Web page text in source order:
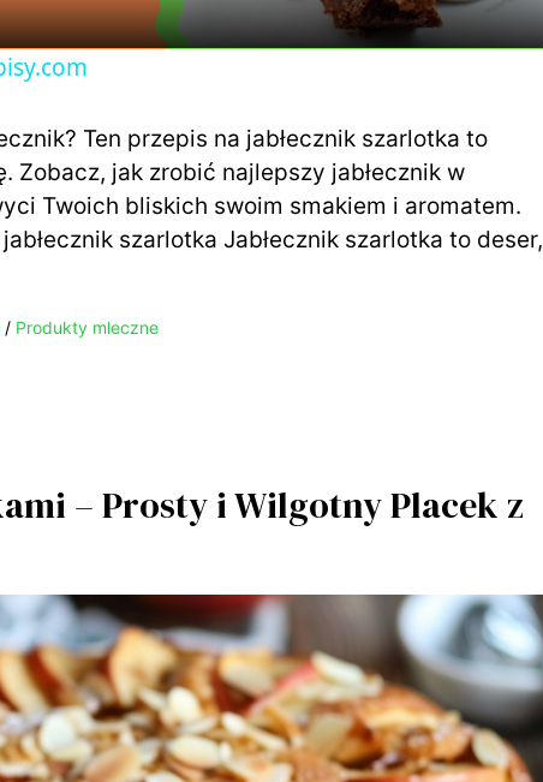
y
i
d
e
Ten przepis na jabłecznik szarlotka to
Zobacz, jak zrobić najlepszy jabłecznik w
Twoich bliskich swoim smakiem i aromatem.
szarlotka Jabłecznik szarlotka to deser,
/ Produkty mleczne
– Prosty i Wilgotny Placek z